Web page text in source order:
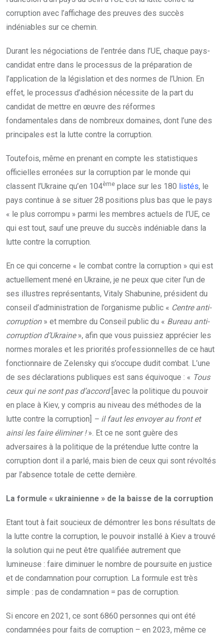
corruption avec l’affichage des preuves des succès
indéniables sur ce chemin.
Durant les négociations de l’entrée dans l’UE, chaque pays-
candidat entre dans le processus de la préparation de
l’application de la législation et des normes de l’Union. En
effet, le processus d’adhésion nécessite de la part du
candidat de mettre en œuvre des réformes
fondamentales dans de nombreux domaines, dont l’une des
principales est la lutte contre la corruption.
Toutefois, même en prenant en compte les statistiques
officielles erronées sur la corruption par le monde qui
classent l’Ukraine qu’en 104ème place sur les 180 listés, le
pays continue à se situer 28 positions plus bas que le pays
« le plus corrompu » parmi les membres actuels de l’UE, ce
qui est tout, sauf une preuve du succès indéniable dans la
lutte contre la corruption.
En ce qui concerne « le combat contre la corruption » qui est
actuellement mené en Ukraine, je ne peux que citer l’un de
ses illustres représentants, Vitaly Shabunine, président du
conseil d’administration de l’organisme public « Centre anti-
corruption» et membre du Conseil public du « Bureau anti-
corruption d’Ukraine», afin que vous puissiez apprécier les
normes morales et les priorités professionnelles de ce haut
fonctionnaire de Zelensky qui s’occupe dudit combat. L’une
de ses déclarations publiques est sans équivoque : « Tous
ceux qui ne sont pas d’accord [avec la politique du pouvoir
en place à Kiev, y compris au niveau des méthodes de la
lutte contre la corruption] – il faut les envoyer au front et
ainsi les faire éliminer !». Et ce ne sont guère des
adversaires à la politique de la prétendue lutte contre la
corruption dont il a parlé, mais bien de ceux qui sont révoltés
par l’absence totale de cette dernière.
La formule « ukrainienne » de la baisse de la corruption
Etant tout à fait soucieux de démontrer les bons résultats de
la lutte contre la corruption, le pouvoir installé à Kiev a trouvé
la solution qui ne peut être qualifiée autrement que
lumineuse : faire diminuer le nombre de poursuite en justice
et de condamnation pour corruption. La formule est très
simple : pas de condamnation = pas de corruption.
Si encore en 2021, ce sont 6860 personnes qui ont été
condamnées pour faits de corruption – en 2023, même ce